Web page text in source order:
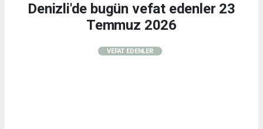
Denizli'de bugün vefat edenler 23
Temmuz 2026
VEFAT EDENLER